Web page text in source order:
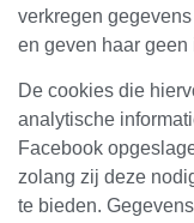
verkregen
en geven haar
De cookies die
analytische
Facebook
zolang zij deze
te bieden.